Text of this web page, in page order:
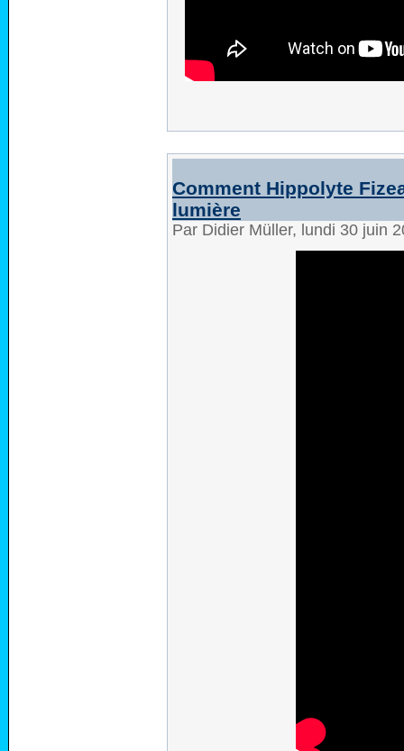
Comment Hippolyte
lumière
Par Didier Müller, lundi 30 juin